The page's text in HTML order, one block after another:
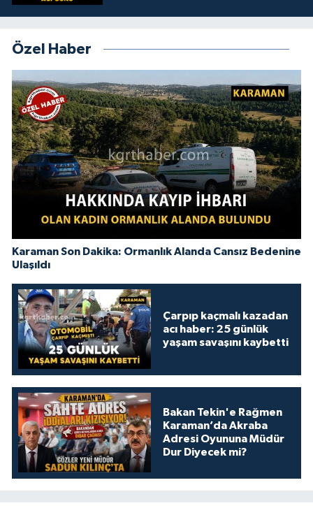
Özel Haber
Karaman Son Dakika: Ormanlık Alanda Cansız Bedenine
Ulaşıldı
Çarpıp kaçmalı kazadan
acı haber: 25 günlük
yaşam savaşını kaybetti
Bakan Tekin'e Rağmen
Karaman’da Akraba
Adresi Oyununa Müdür
Dur Diyecek mi?